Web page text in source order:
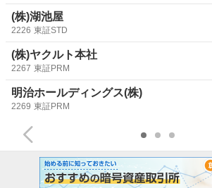
(株)湖池屋
2226 東証STD
(株)ヤクルト本社
2267 東証PRM
明治ホールディングス(株)
2269 東証PRM